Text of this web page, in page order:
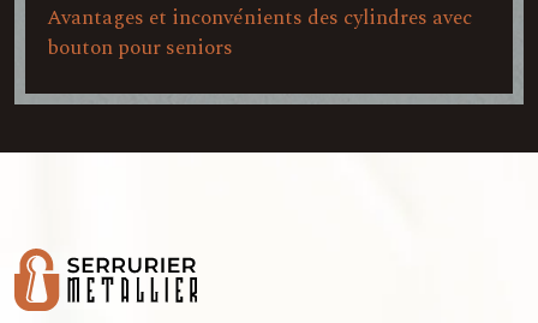
Avantages et inconvénients des cylindres avec
bouton pour seniors